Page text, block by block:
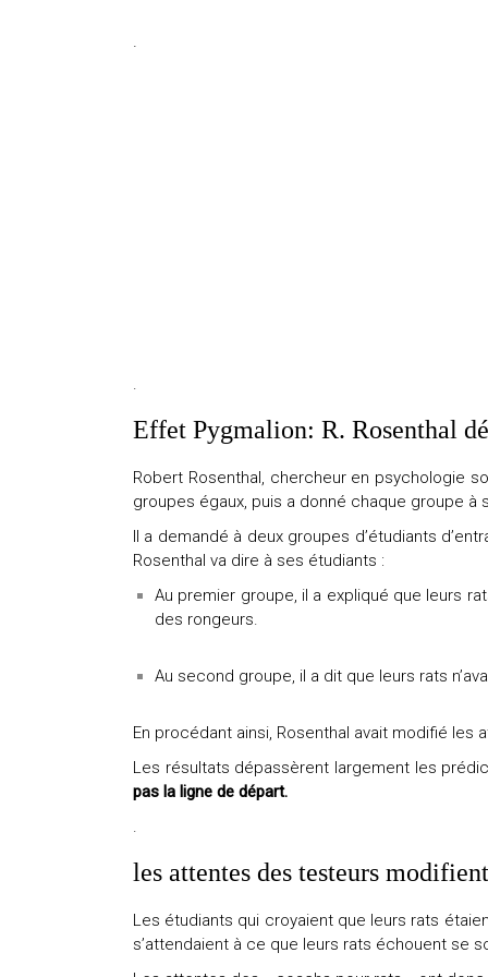
.
.
Effet Pygmalion: R. Rosenthal
Robert Rosenthal, chercheur en psychologie
groupes égaux, puis a donné chaque groupe
Il a demandé à deux groupes d’étudiants
Rosenthal va dire à ses étudiants :
Au premier groupe, il a expliqué que leurs
des rongeurs.
Au second groupe, il a dit que leurs rats
En procédant ainsi, Rosenthal avait modifié
Les résultats dépassèrent largement les
pas la ligne de départ.
.
les attentes des testeurs
Les étudiants qui croyaient que leurs rats
s’attendaient à ce que leurs rats échouent se